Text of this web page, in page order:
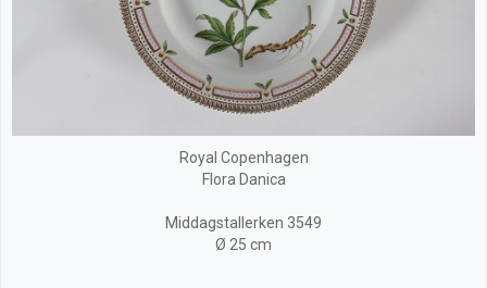
Royal Copenhagen
Flora Danica
Middagstallerken 3549
Ø 25 cm